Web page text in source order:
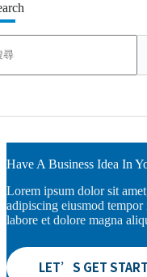
Have A Business Idea In
Lorem ipsum dolor sit
adipiscing eiusmod
labore et dolore magna
LET’S GET